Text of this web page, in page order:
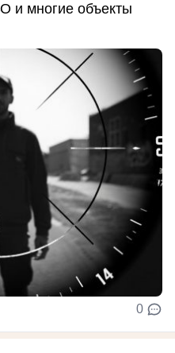
и многие объекты
0